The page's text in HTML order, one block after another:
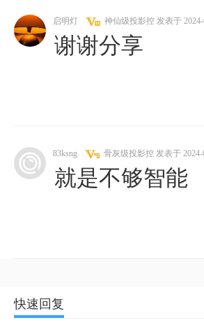
启明灯 神仙级投影控 发表于
谢谢分享
83ksng 骨灰级投影控 发表于 2024-
就是不够智能
快速回复